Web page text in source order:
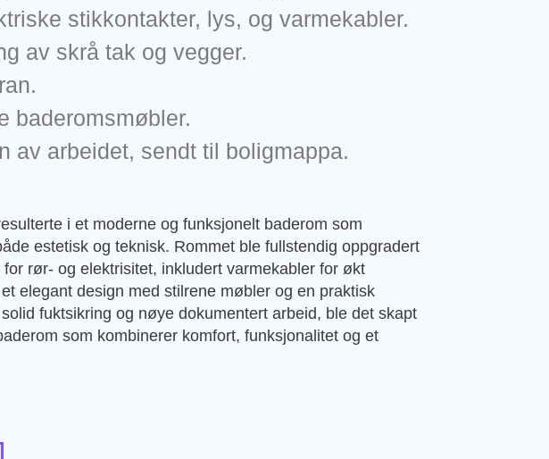
stikkontakter, lys, og varmekabler.
av skrå tak og vegger.
baderomsmøbler.
av arbeidet, sendt til boligmappa.
i et moderne og funksjonelt baderom som
estetisk og teknisk. Rommet ble fullstendig oppgradert
rør- og elektrisitet, inkludert varmekabler for økt
elegant design med stilrene møbler og en praktisk
fuktsikring og nøye dokumentert arbeid, ble det skapt
som kombinerer komfort, funksjonalitet og et